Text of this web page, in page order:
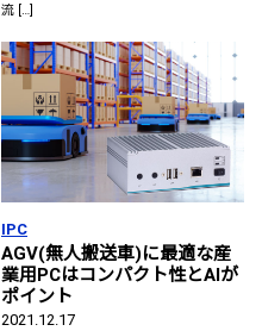
流 […]
IPC
AGV(無人搬送車)に最適な産
業用PCはコンパクト性とAIが
ポイント
2021.12.17